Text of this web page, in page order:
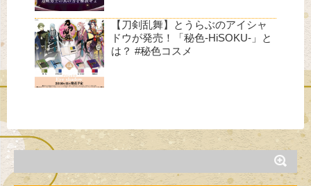
【刀剣乱舞】とうらぶのアイシャ
ドウが発売！「秘色-HiSOKU-」と
は？ #秘色コスメ